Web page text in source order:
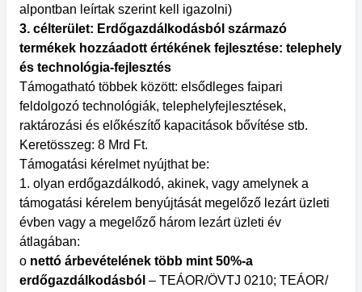
alpontban leírtak szerint kell igazolni)
3. célterület: Erdőgazdálkodásból származó
termékek hozzáadott értékének fejlesztése: telephely
és technológia-fejlesztés
Támogatható többek között: elsődleges faipari
feldolgozó technológiák, telephelyfejlesztések,
raktározási és előkészítő kapacitások bővítése stb.
Keretösszeg: 8 Mrd Ft.
Támogatási kérelmet nyújthat be:
1. olyan erdőgazdálkodó, akinek, vagy amelynek a
támogatási kérelem benyújtását megelőző lezárt üzleti
évben vagy a megelőző három lezárt üzleti év
átlagában:
o nettó árbevételének több mint 50%-a
erdőgazdálkodásból – TEÁOR/ÖVTJ 0210; TEÁOR/